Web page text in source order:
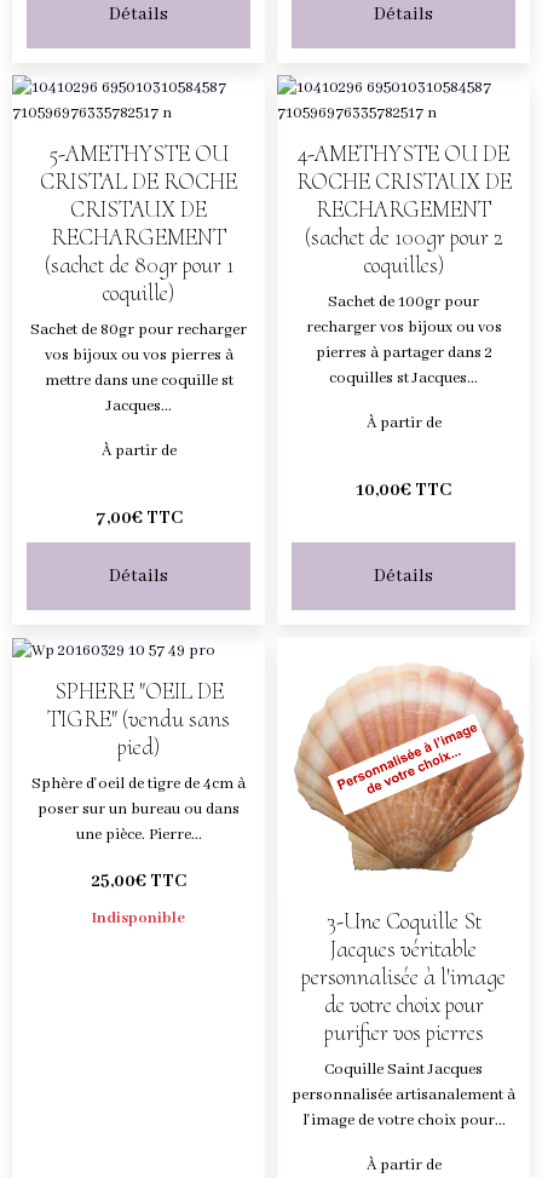
Détails Détails
5-AMETHYSTE OU
CRISTAL DE ROCHE
CRISTAUX DE
RECHARGEMENT
(sachet de 80gr pour 1
coquille)
Sachet de 80gr pour recharger
vos bijoux ou vos pierres à
mettre dans une coquille st
Jacques...
À partir de
7,00€ TTC
Détails
4-AMETHYSTE OU DE
ROCHE CRISTAUX DE
RECHARGEMENT
(sachet de 100gr pour 2
coquilles)
Sachet de 100gr pour
recharger vos bijoux ou vos
pierres à partager dans 2
coquilles st Jacques...
À partir de
10,00€ TTC
Détails
SPHERE "OEIL DE
TIGRE" (vendu sans
pied)
Sphère d'oeil de tigre de 4cm à
poser sur un bureau ou dans
une pièce. Pierre...
25,00€ TTC
Indisponible
3-Une Coquille St
Jacques véritable
personnalisée à l'image
de votre choix pour
purifier vos pierres
Coquille Saint Jacques
personnalisée artisanalement à
l'image de votre choix pour...
À partir de